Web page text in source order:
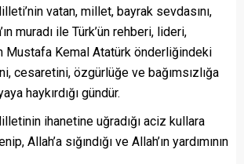
vatan, millet, bayrak sevdasını,
muradı ile Türk’ün rehberi, lideri,
Mustafa Kemal Atatürk önderliğindeki
cesaretini, özgürlüğe ve bağımsızlığa
haykırdığı gündür.
ihanetine uğradığı aciz kullara
Allah’a sığındığı ve Allah’ın yardımının